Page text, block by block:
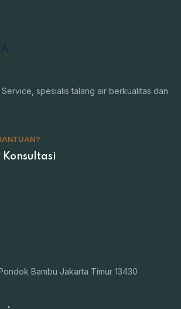
spesialis talang air berkualitas dan
Konsultasi
Bambu Jakarta Timur 13430